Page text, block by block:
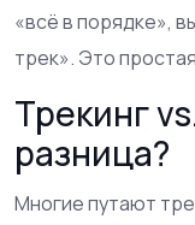
«всё в порядке»,
трек». Это
Трекинг
разница?
Многие путают